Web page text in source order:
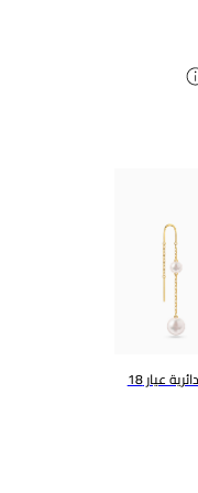
أقراط متدلية ذهب دائرية عيار 18